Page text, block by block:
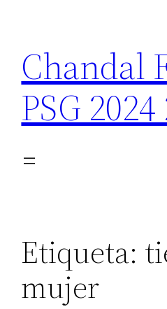
contenido
Chandal
PSG
Etiqueta:
mujer